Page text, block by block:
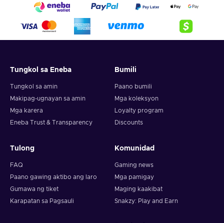
Tungkol sa Eneba
Tungkol sa amin
Makipag-ugnayan sa amin
Mga karera
Eneba Trust & Transparency
Bumili
Paano bumili
Mga koleksyon
Loyalty program
Discounts
Tulong
FAQ
Paano gawing aktibo ang laro
Gumawa ng tiket
Karapatan sa Pagsauli
Komunidad
Gaming news
Mga pamigay
Maging kaakibat
Snakzy: Play and Earn